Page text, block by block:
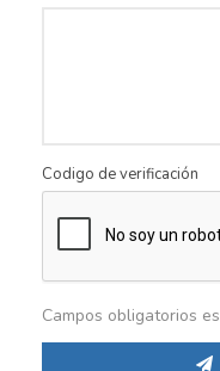
Codigo de verificación
Campos obligatorios